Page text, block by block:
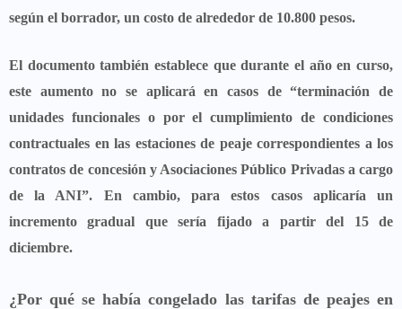
según el borrador, un costo de alrededor de 10.800 pesos.
El documento también establece que durante el año en curso,
este aumento no se aplicará en casos de “terminación de
unidades funcionales o por el cumplimiento de condiciones
contractuales en las estaciones de peaje correspondientes a los
contratos de concesión y Asociaciones Público Privadas a cargo
de la ANI”. En cambio, para estos casos aplicaría un
incremento gradual que sería fijado a partir del 15 de
diciembre.
¿Por qué se había congelado las tarifas de peajes en